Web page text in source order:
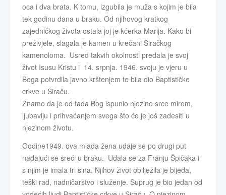
oca i dva brata. K tomu, izgubila je muža s kojim je bila
tek godinu dana u braku. Od njihovog kratkog
zajedničkog života ostala joj je kćerka Marija. Kako bi
preživjele, slagala je kamen u krečani Siračkog
kamenoloma. Usred takvih okolnosti predala je svoj
život Isusu Kristu i 14. srpnja. 1946. svoju je vjeru u
Boga potvrdila javno krštenjem te bila dio Baptističke
crkve u Siraču.
Znamo da je od tada Bog ispunio njezino srce mirom,
ljubavlju i prihvaćanjem svega što će je još zadesiti u
njezinom životu.
Godine1949. ova mlada žena udaje se po drugi put
nadajući se sreći u braku. Udala se za Franju Špičaka i
s njim je imala tri sina. Njihov život obilježila je bijeda,
teški rad, nadničarstvo i služenje. Suprug je bio jedan od